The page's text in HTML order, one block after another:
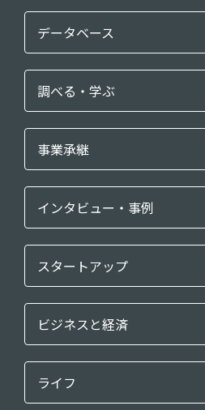
データベース
調べる・学ぶ
事業承継
インタビュー・事例
スタートアップ
ビジネスと経済
ライフ